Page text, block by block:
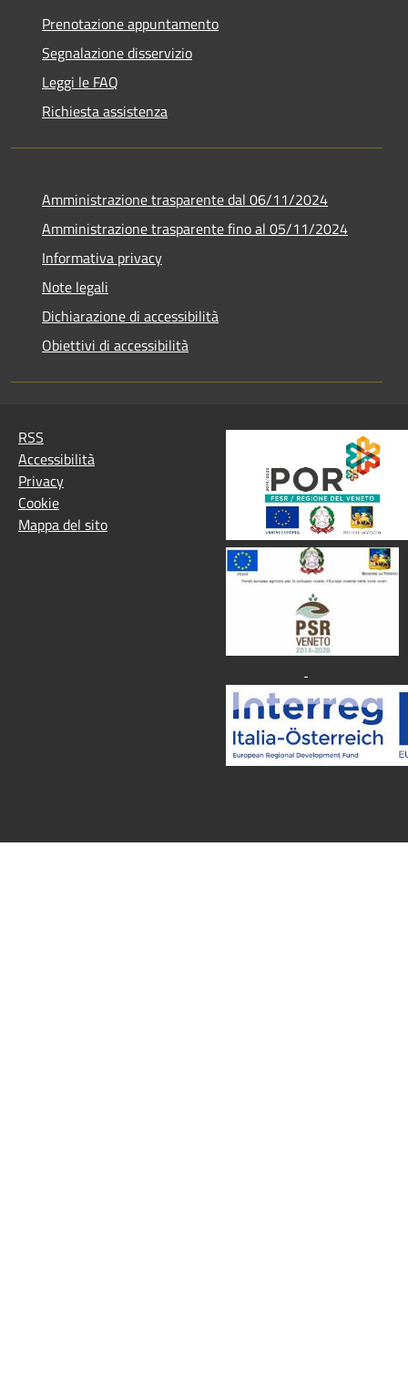
Prenotazione appuntamento
Segnalazione disservizio
Leggi le FAQ
Richiesta assistenza
Amministrazione trasparente dal 06/11/2024
Amministrazione trasparente fino al 05/11/2024
Informativa privacy
Note legali
Dichiarazione di accessibilità
Obiettivi di accessibilità
RSS
Accessibilità
Privacy
Cookie
Mappa del sito